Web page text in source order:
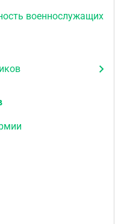
военнослужащих